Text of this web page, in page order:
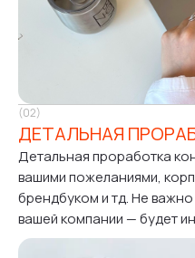
(02)
ДЕТАЛЬНАЯ
Детальная проработка
вашими пожеланиями,
брендбуком и тд. Не
вашей компании — будет